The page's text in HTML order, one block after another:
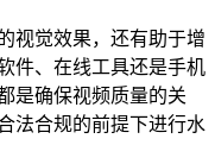
视觉效果，还有助于增
件、在线工具还是手机
是确保视频质量的关
法合规的前提下进行水